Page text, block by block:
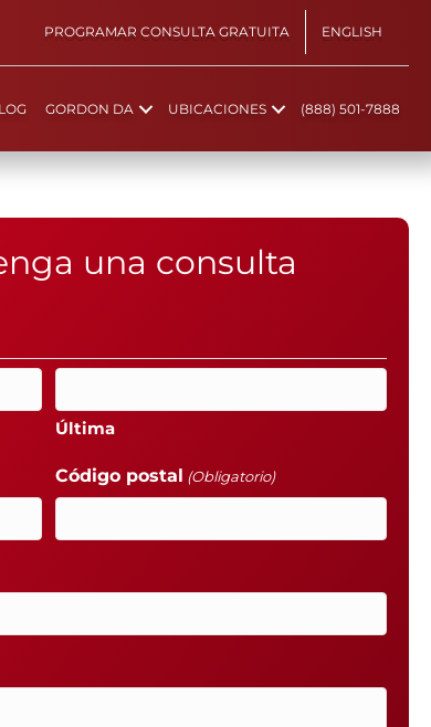
PROGRAMAR CONSULTA GRATUITA ENGLISH
GORDON DA UBICACIONES (888) 501-7888
una consulta
Última
Código postal (Obligatorio)